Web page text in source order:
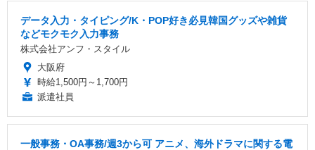
データ入力・タイピング/K・POP好き必見韓国グッズや雑貨
などモクモク入力事務
株式会社アンフ・スタイル
大阪府
時給1,500円～1,700円
派遣社員
一般事務・OA事務/週3から可 アニメ、海外ドラマに関する電